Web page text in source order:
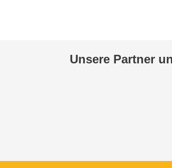
Unsere Partner